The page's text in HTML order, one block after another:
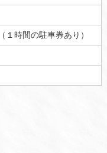
１時間の駐車券あり）